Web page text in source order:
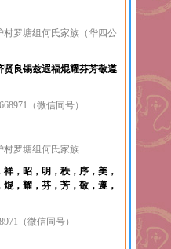
罗塘组何氏家族（华四公
良锡兹遐福焜耀芬芳敬遵
（微信同号）
村罗塘组何氏家族
，昭，明，秩，序，美，
，耀，芬，芳，敬，遵，
（微信同号）